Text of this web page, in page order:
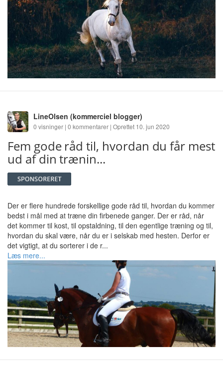
LineOlsen (kommerciel blogger)
0 visninger | 0 kommentarer | Oprettet 10. jun 2020
Fem gode råd til, hvordan du får mest
ud af din trænin...
Der er flere hundrede forskellige gode råd til, hvordan du kommer
bedst i mål med at træne din firbenede ganger. Der er råd, når
det kommer til kost, til opstaldning, til den egentlige træning og til,
hvordan du skal være, når du er i selskab med hesten. Derfor er
det vigtigt, at du sorterer i de r...
Læs mere...